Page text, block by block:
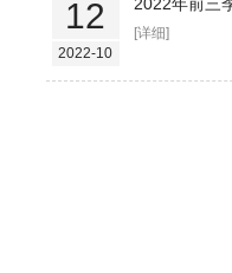
12
2022-10
[详细]